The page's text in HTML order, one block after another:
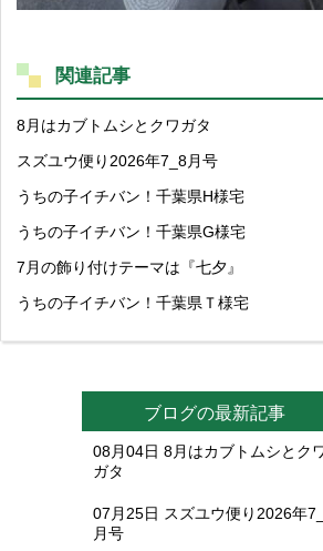
関連記事
8月はカブトムシとクワガタ
スズユウ便り2026年7_8月号
うちの子イチバン！千葉県H様宅
うちの子イチバン！千葉県G様宅
7月の飾り付けテーマは『七夕』
うちの子イチバン！千葉県Ｔ様宅
ブログの最新記事
08月04日 8月はカブトムシとク
ガタ
07月25日 スズユウ便り2026年
月号